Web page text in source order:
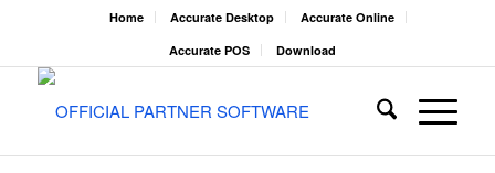
Home Accurate Desktop
Accurate Online
Accurate POS
Download